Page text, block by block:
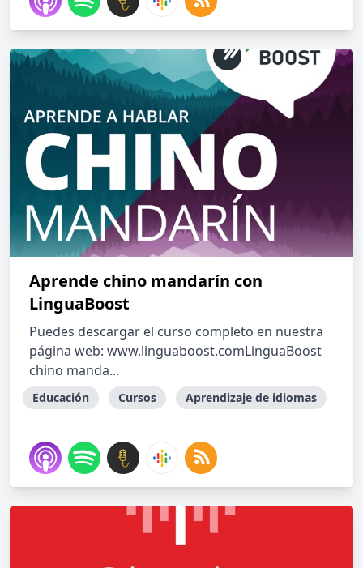
Aprende chino mandarín con
LinguaBoost
Puedes descargar el curso completo en nuestra
página web: www.linguaboost.comLinguaBoost
chino manda...
Educación Cursos Aprendizaje de idiomas